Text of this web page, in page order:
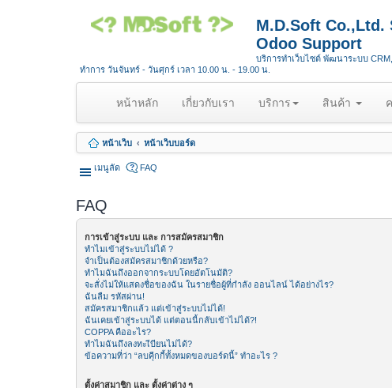
M.D.Soft Co.,Ltd.
Odoo Support
บริการทำเว็บไซต์ พัฒนาระบบ
ทำการ วันจันทร์ - วันศุกร์ เวลา 10.00 น. - 19.00 น.
หน้าหลัก(
u
r
เกี่ยวกับเรา บริการ สินค้า
หน้าเว็บ หน้าเว็บบอร์ด
เมนูลัด FAQ
FAQ
การเข้าสู่ระบบ และ การสมัครสมาชิก
ทำไมเข้าสู่ระบบไม่ได้ ?
จำเป็นต้องสมัครสมาชิกด้วยหรือ?
ทำไมฉันถึงออกจากระบบโดยอัตโนมัติ?
จะสั่งไม่ให้แสดงชื่อของฉัน ในรายชื่อผู้ที่กำลัง ออนไลน์ ได้อย่างไร?
ฉันลืม รหัสผ่าน!
สมัครสมาชิกแล้ว แต่เข้าสู่ระบบไม่ได้!
ฉันเคยเข้าสู่ระบบได้ แต่ตอนนี้กลับเข้าไม่ได้?!
COPPA คืออะไร?
ทำไมฉันถึงลงทะเีบียนไม่ได้?
ข้อความที่ว่า “ลบคุีกกี้ทั้งหมดของบอร์ดนี้” ทำอะไร ?
ตั้งค่าสมาชิก และ ตั้งค่าต่าง ๆ